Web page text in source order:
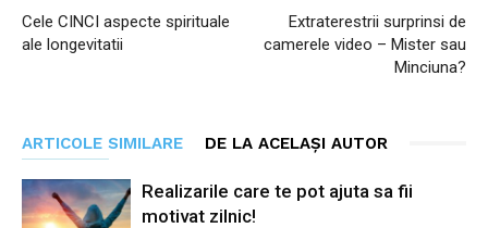
Cele CINCI aspecte spirituale
ale longevitatii
Extraterestrii surprinsi de
camerele video – Mister sau
Minciuna?
ARTICOLE SIMILARE DE LA ACELAȘI AUTOR
Realizarile care te pot ajuta sa fii
motivat zilnic!